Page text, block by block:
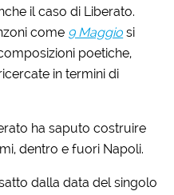
il caso di Liberato.
come 9 Maggio si
poetiche,
in termini di
ha saputo costruire
dentro e fuori Napoli.
dalla data del singolo